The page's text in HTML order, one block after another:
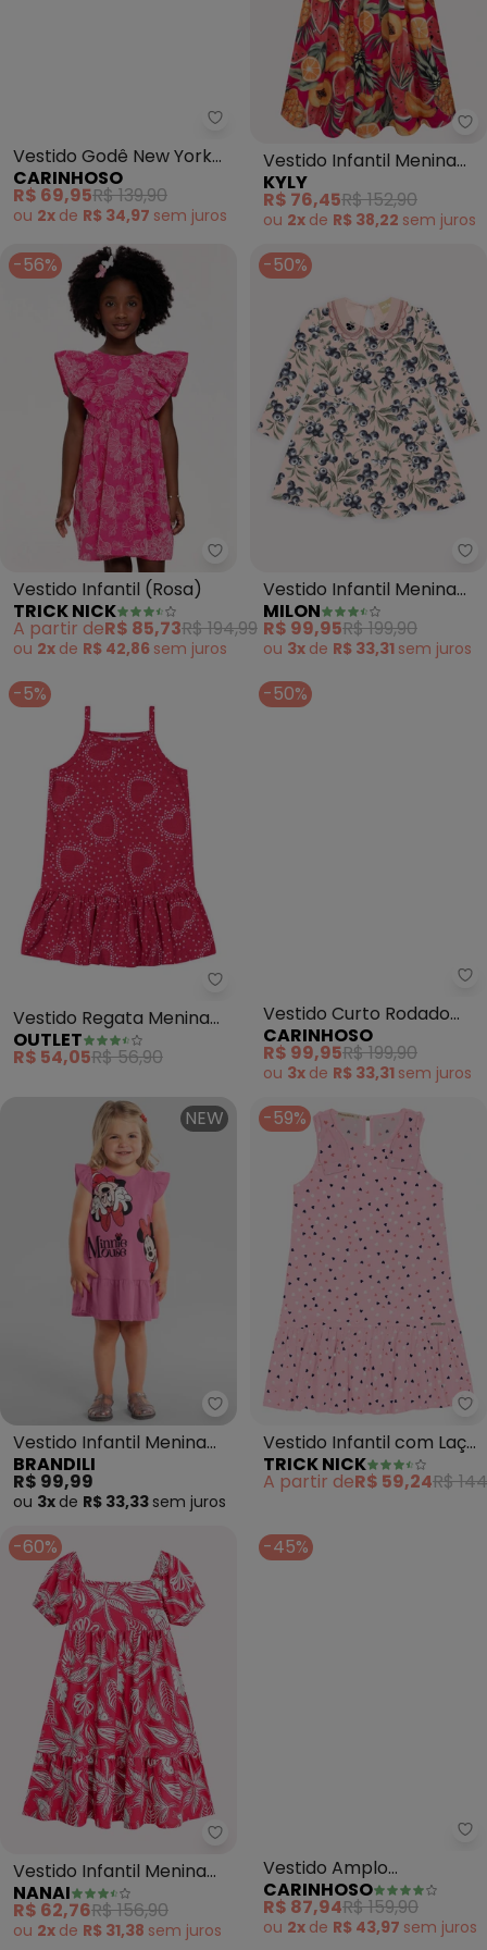
Carinhoso - Vestido Godê
Vestido Godê New York
com Bordado (Rosa
Claro)
CARINHOSO
R$ 69,95R$ 139,90
ou 2x de R$ 34,97 semjuros
Vestido Infantil Menina
Frutas (Rosa)
KYLY
R$ 76,45R$ 152,90
ou 2x de R$ 38,22 semjuros
-56%
Trick Nick - Vestido Infantil
Vestido Infantil (Rosa)
TRICK NICK
A partir deR$ 85,73R$ 194,99
ou 2x de R$ 42,86 semjuros
-50%
Vestido Infantil Menina
Bordado (Rosa)
MILON
R$ 99,95R$ 199,90
ou 3x de R$ 33,31 semjuros
-5%
Outlet - Vestido Regata
Vestido Regata Menina
(Rosa )
OUTLET
R$ 54,05R$ 56,90
-50%
Vestido Curto Rodado
Acinturado Poá (Rosa)
CARINHOSO
R$ 99,95R$ 199,90
ou 3x de R$ 33,31 semjuros
NEW
Brandili - Vestido Infantil
Vestido Infantil Menina
em Meia Malha (Rosa)
BRANDILI
R$ 99,99
ou 3x de R$ 33,33 semjuros
-59%
Vestido Infantil com Laço
(Rosa)
TRICK NICK
A partir deR$ 59,24R$
-60%
Vestido Infantil Menina
Estampa (Rosa)
NANAI
R$ 62,76R$ 156,90
ou 2x de R$ 31,38 semjuros
-45%
Vestido Amplo
Texturizado (Rosa)
CARINHOSO
R$ 87,94R$ 159,90
ou 2x de R$ 43,97 semjuros